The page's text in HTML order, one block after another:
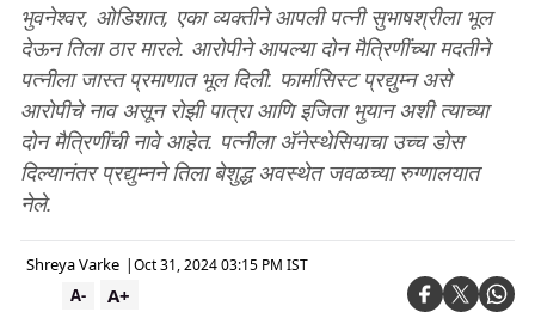
भुवनेश्वर, ओडिशात, एका व्यक्तीने आपली पत्नी सुभाषश्रीला भूल
देऊन तिला ठार मारले. आरोपीने आपल्या दोन मैत्रिणींच्या मदतीने
पत्नीला जास्त प्रमाणात भूल दिली. फार्मासिस्ट प्रद्युम्न असे
आरोपीचे नाव असून रोझी पात्रा आणि इजिता भुयान अशी त्याच्या
दोन मैत्रिणींची नावे आहेत. पत्नीला ॲनेस्थेसियाचा उच्च डोस
दिल्यानंतर प्रद्युम्नने तिला बेशुद्ध अवस्थेत जवळच्या रुग्णालयात
नेले.
Shreya Varke |Oct 31, 2024 03:15 PM IST
A+
A-